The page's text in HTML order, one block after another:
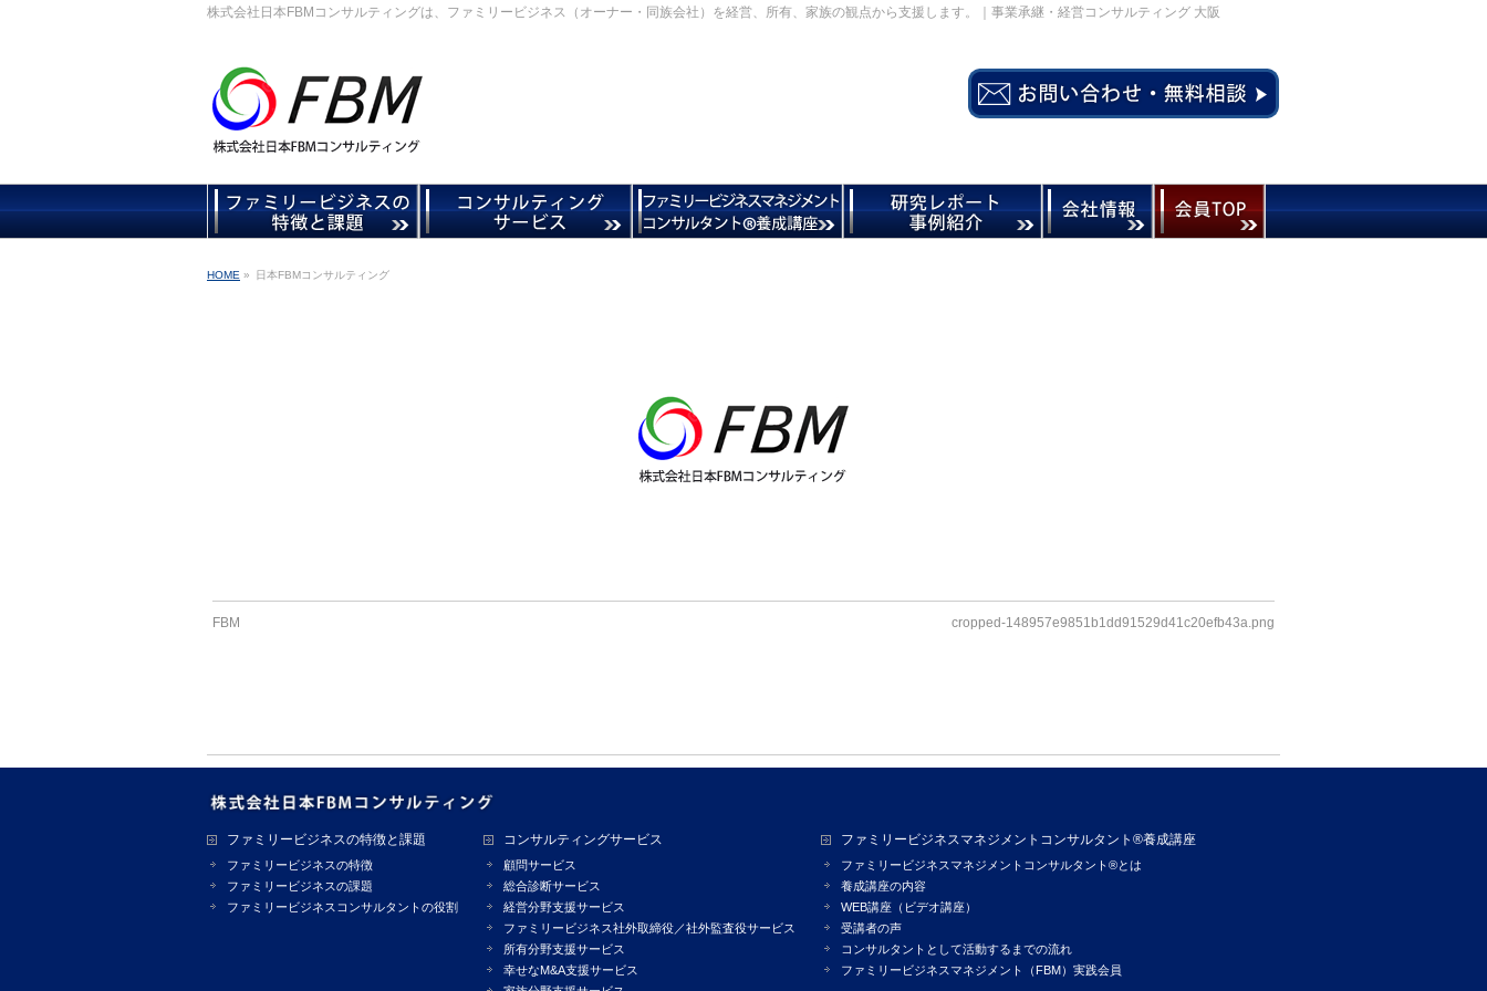
株式会社日本FBMコンサルティングは、ファミリービジネス（オーナー・同族会社）を経営、所有、家族の観点から支援します。｜事業承継・経営コンサルティング 大阪
HOME » 日本FBMコンサルティング
FBM cropped-148957e9851b1dd91529d41c20efb43a.png
ファミリービジネスの特徴と課題
ファミリービジネスの特徴
ファミリービジネスの課題
ファミリービジネスコンサルタントの役割
コンサルティングサービス
顧問サービス
総合診断サービス
経営分野支援サービス
ファミリービジネス社外取締役／社外監査役サービス
所有分野支援サービス
幸せなM&A支援サービス
ファミリービジネスマネジメントコンサルタント®養成講座
ファミリービジネスマネジメントコンサルタント®とは
養成講座の内容
WEB講座（ビデオ講座）
受講者の声
コンサルタントとして活動するまでの流れ
ファミリービジネスマネジメント（FBM）実践会員